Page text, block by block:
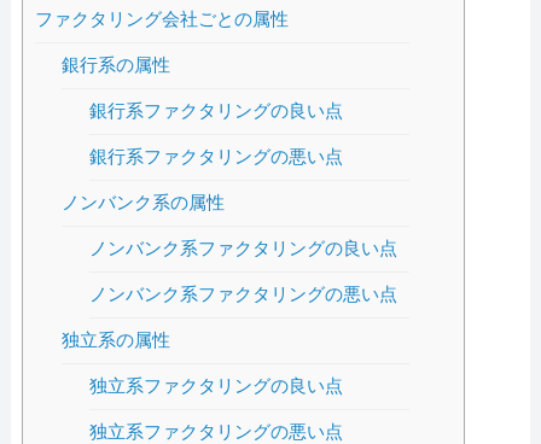
ファクタリング会社ごとの属性
銀行系の属性
銀行系ファクタリングの良い点
銀行系ファクタリングの悪い点
ノンバンク系の属性
ノンバンク系ファクタリングの良い点
ノンバンク系ファクタリングの悪い点
独立系の属性
独立系ファクタリングの良い点
独立系ファクタリングの悪い点